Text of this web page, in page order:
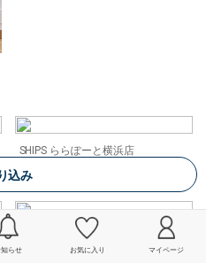
らせ お気に入り マイページ
込み
SHIPS ららぽーと横浜店
SHIPS ららぽーと横浜店
渡辺 / 180cm